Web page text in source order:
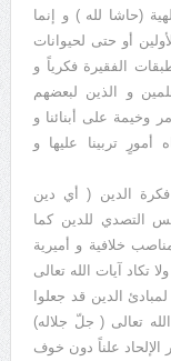
(حاشا لله ) و إنما
أو حتى لحيوانات
الفقيرة فكرياً و
و الذين لبعضهم
وخيمة على أبنائنا و
تربينا عليها و
الدين ( أي دين
التصدي للدين كما
خلافية و أميرية
تكاد آيات الله تعالى
الدين قد جعلوا
تعالى ( جلّ جلاله)
علناً دون خوف